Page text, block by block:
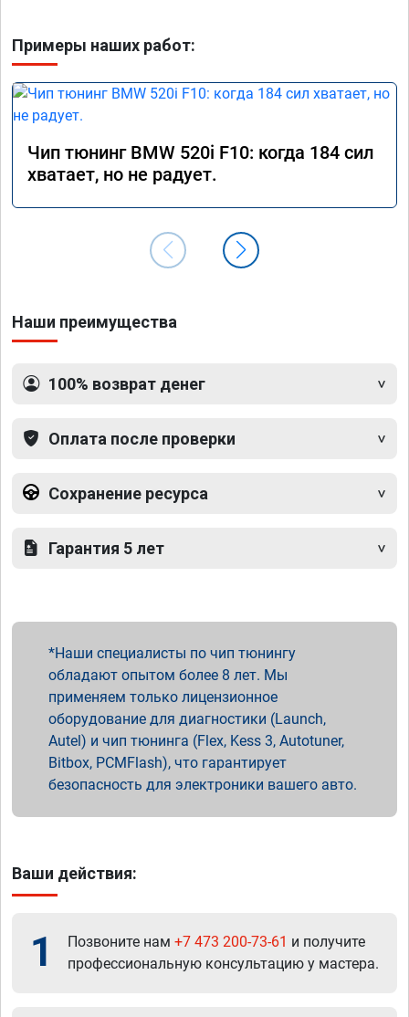
Примеры наших работ:
Чип тюнинг BMW 520i F10: когда 184 сил
хватает, но не радует.
Наши преимущества
100% возврат денег
Оплата после проверки
Сохранение ресурса
Гарантия 5 лет
Наши специалисты по чип тюнингу
обладают опытом более 8 лет. Мы
применяем только лицензионное
оборудование для диагностики (Launch,
Autel) и чип тюнинга (Flex, Kess 3, Autotuner,
Bitbox, PCMFlash), что гарантирует
безопасность для электроники вашего авто.
Ваши действия:
1 Позвоните нам +7 473 200-73-61 и получите
профессиональную консультацию у мастера.